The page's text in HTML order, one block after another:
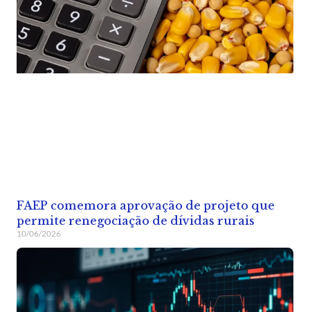
FAEP comemora aprovação de projeto que
permite renegociação de dívidas rurais
10/06/2026